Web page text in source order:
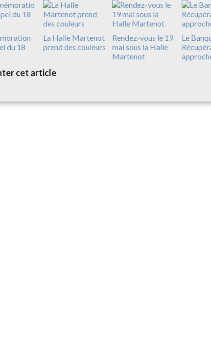
du 18
La Halle Martenot
prend des couleurs
Rendez-vous le 19
mai sous la Halle
Martenot
Le
cet article